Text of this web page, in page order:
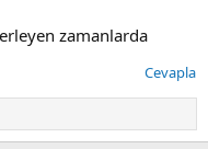
zamanlarda
Cevapla